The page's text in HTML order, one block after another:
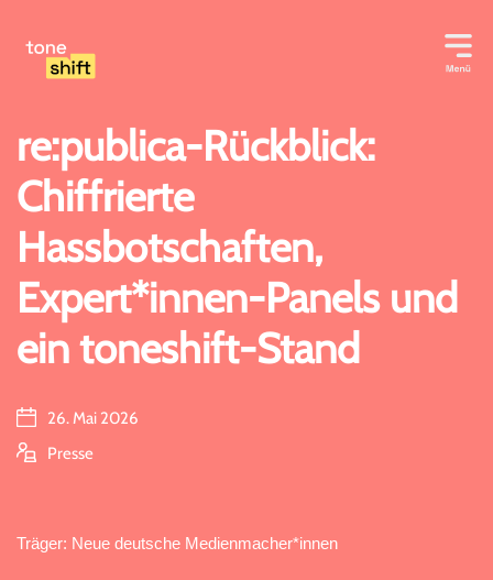
Zum
Inhalt
re:publica-Rückblick:
Chiffrierte
Hassbotschaften,
Expert*innen-Panels und
ein toneshift-Stand
26. Mai 2026
Presse
Träger: Neue deutsche Medienmacher*innen